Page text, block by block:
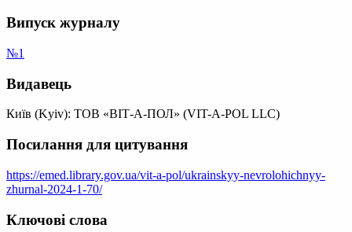
Випуск журналу
№1
Видавець
Київ (Kyiv): ТОВ «ВІТ-А-ПОЛ» (VIT-A-POL LLC)
Посилання для цитування
https://emed.library.gov.ua/vit-a-pol/ukrainskyy-nevrolohichnyy-
zhurnal-2024-1-70/
Ключові слова